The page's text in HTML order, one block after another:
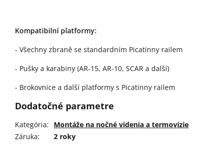
Kompatibilní platformy:
- Všechny zbraně se standardním Picatinny railem
- Pušky a karabiny (AR-15, AR-10, SCAR a další)
- Brokovnice a další platformy s Picatinny railem
Dodatočné parametre
Kategória:
Montáže na nočné videnia a termovízie
Záruka: 2 roky